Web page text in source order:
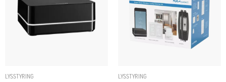
LYSSTYRING LYSSTYRING